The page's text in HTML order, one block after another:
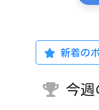
新着の
今週